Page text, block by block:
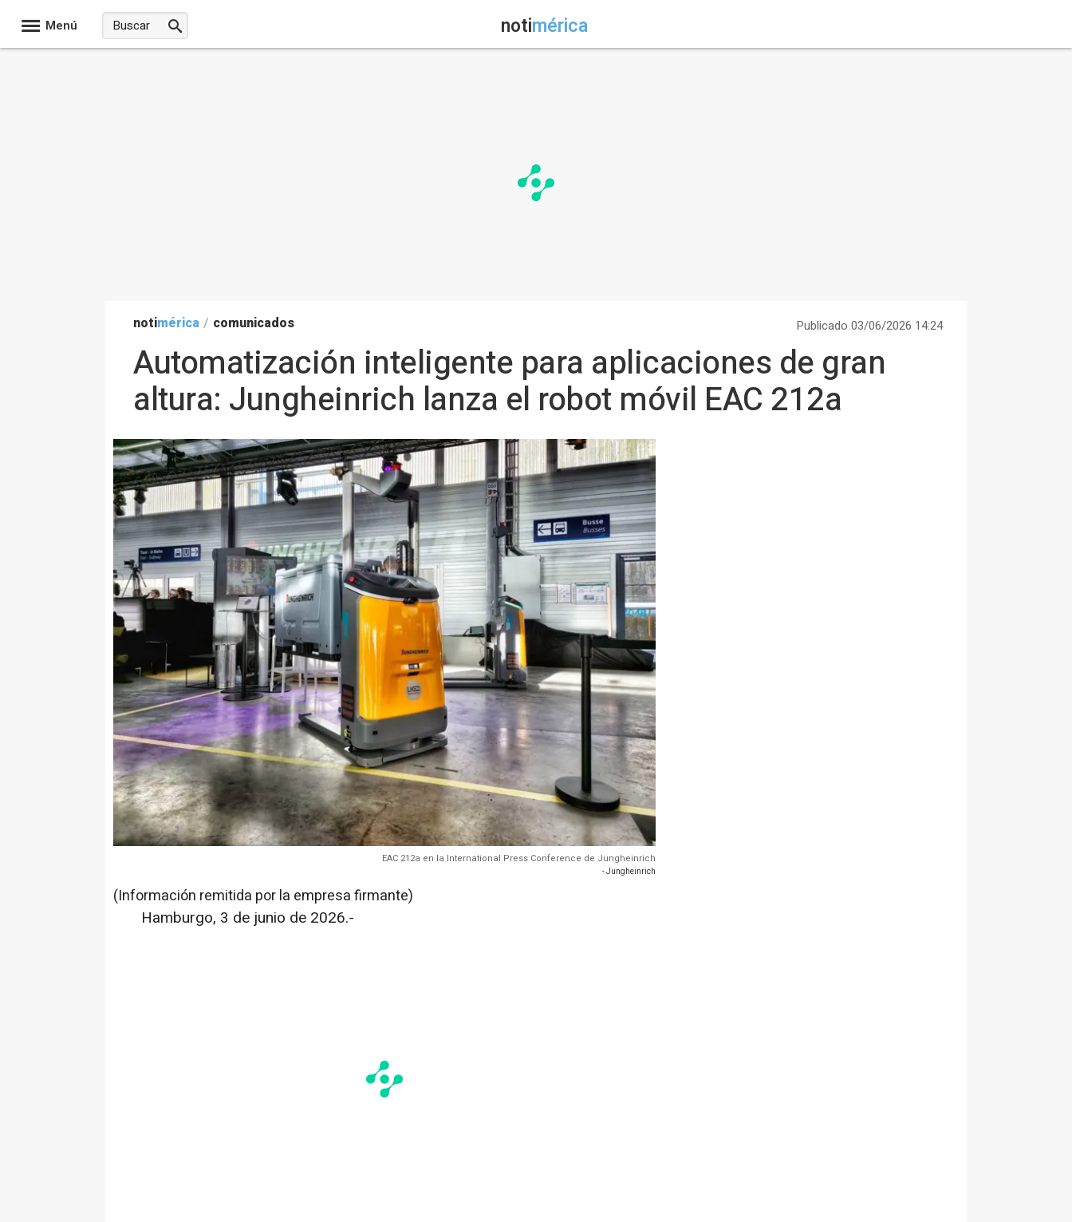
Menú notimérica
notimérica / comunicados Publicado 03/06/2026 14:24
Automatización inteligente para aplicaciones de gran
altura: Jungheinrich lanza el robot móvil EAC 212a
EAC 212a en la International Press Conference de Jungheinrich
- Jungheinrich
(Información remitida por la empresa firmante)
Hamburgo, 3 de junio de 2026.-